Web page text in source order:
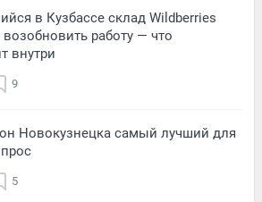
в Кузбассе склад Wildberries
возобновить работу — что
внутри
9
Новокузнецка самый лучший для
5